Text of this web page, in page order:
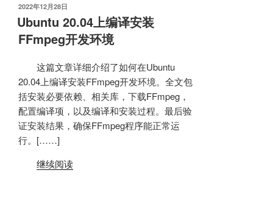
发
布
于
2022年12月28日
Ubuntu 20.04上编译安装
FFmpeg开发环境
这篇文章详细介绍了如何在Ubuntu
20.04上编译安装FFmpeg开发环境。全文包
括安装必要依赖、相关库，下载FFmpeg，
配置编译项，以及编译和安装过程。最后验
证安装结果，确保FFmpeg程序能正常运
行。[……]
继续阅读